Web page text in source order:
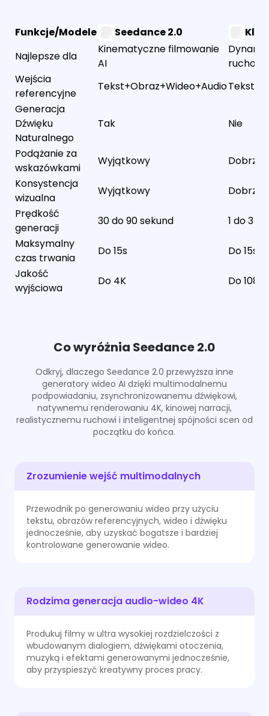
Aplikacja
Funkcje/Modele Seedance 2.0
Najlepsze dla
Kinematyczne filmowanie
AI
ruchom
Wejścia
referencyjne
Tekst+Obraz+Wideo+Audio
Generacja
Dźwięku
Naturalnego
Tak Nie
Podążanie za
wskazówkami
Wyjątkowy
Dobrze
Konsystencja
wizualna
Wyjątkowy
Dobrze
Prędkość
generacji
30 do 90 sekund
1 do 3
Maksymalny
czas trwania
Do 15s
Do 15s
Jakość
wyjściowa
Do 4K Do
Co wyróżnia Seedance 2.0
Odkryj, dlaczego Seedance 2.0 przewyższa inne
generatory wideo AI dzięki multimodalnemu
podpowiadaniu, zsynchronizowanemu dźwiękowi,
natywnemu renderowaniu 4K, kinowej narracji,
realistycznemu ruchowi i inteligentnej spójności scen od
początku do końca.
Zrozumienie wejść multimodalnych
Przewodnik po generowaniu wideo przy użyciu
tekstu, obrazów referencyjnych, wideo i dźwięku
jednocześnie, aby uzyskać bogatsze i bardziej
kontrolowane generowanie wideo.
Rodzima generacja audio-wideo 4K
Produkuj filmy w ultra wysokiej rozdzielczości z
wbudowanym dialogiem, dźwiękami otoczenia,
muzyką i efektami generowanymi jednocześnie,
aby przyspieszyć kreatywny proces pracy.